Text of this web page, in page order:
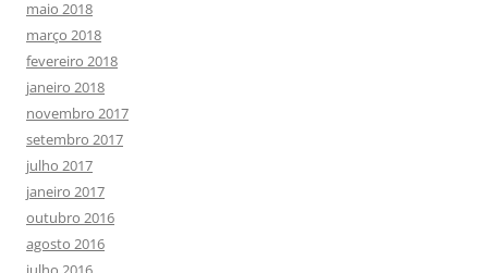
maio 2018
março 2018
fevereiro 2018
janeiro 2018
novembro 2017
setembro 2017
julho 2017
janeiro 2017
outubro 2016
agosto 2016